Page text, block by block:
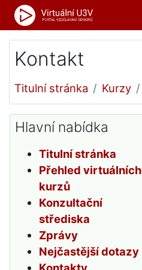
Přejít k hlavnímu obsahu
Kontakt
Titulní stránka Kurzy
Přeskočit: Hlavní nabídka
Hlavní nabídka
Titulní stránka
Přehled virtuálních
kurzů
Konzultační
střediska
Zprávy
Nejčastější dotazy